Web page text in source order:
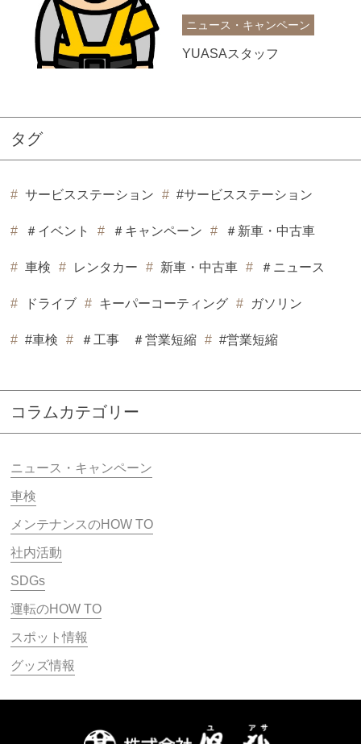
ニュース・キャンペーン
YUASAスタッフ
タグ
サービスステーション #サービスステーション
＃イベント ＃キャンペーン ＃新車・中古車
車検 レンタカー 新車・中古車 ＃ニュース
ドライブ キーパーコーティング ガソリン
#車検 ＃工事 ＃営業短縮 #営業短縮
コラムカテゴリー
ニュース・キャンペーン
車検
メンテナンスのHOW TO
社内活動
SDGs
運転のHOW TO
スポット情報
グッズ情報